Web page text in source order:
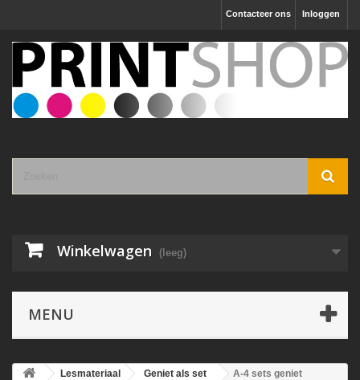
Inloggen
Contacteer ons
Winkelwagen (leeg)
MENU
Lesmateriaal Geniet als set
A-4 sets geniet